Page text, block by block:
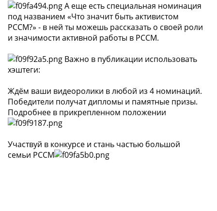
А еще есть специальная номинация
под названием «Что значит быть активистом
РССМ?» - в ней ты можешь рассказать о своей роли
и значимости активной работы в РССМ.
Важно в публикации использовать
хэштеги:
Ждём ваши видеоролики в любой из 4 номинаций.
Победители получат дипломы и памятные призы.
Подробнее в прикрепленном положении
Участвуй в конкурсе и стань частью большой
семьи РССМ